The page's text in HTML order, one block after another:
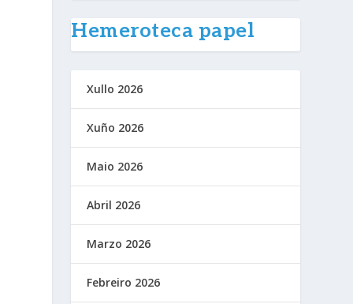
Hemeroteca papel
Xullo 2026
Xuño 2026
Maio 2026
Abril 2026
Marzo 2026
Febreiro 2026